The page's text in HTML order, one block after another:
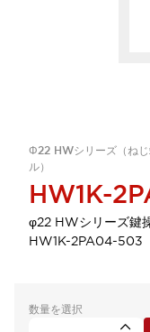
Φ22 HWシリーズ（ね
ル）
HW1K-
φ22 HWシリーズ鍵
HW1K-2PA04-503
数量を選択